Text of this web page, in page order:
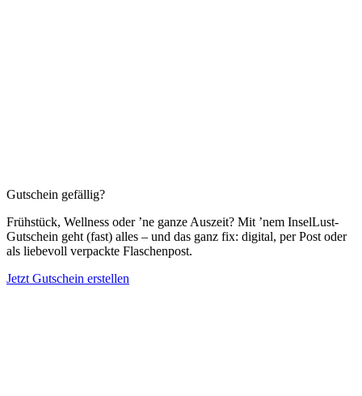
Gutschein gefällig?
Frühstück, Wellness oder ’ne ganze Auszeit? Mit ’nem InselLust-
Gutschein geht (fast) alles – und das ganz fix: digital, per Post oder
als liebevoll verpackte Flaschenpost.
Jetzt Gutschein erstellen